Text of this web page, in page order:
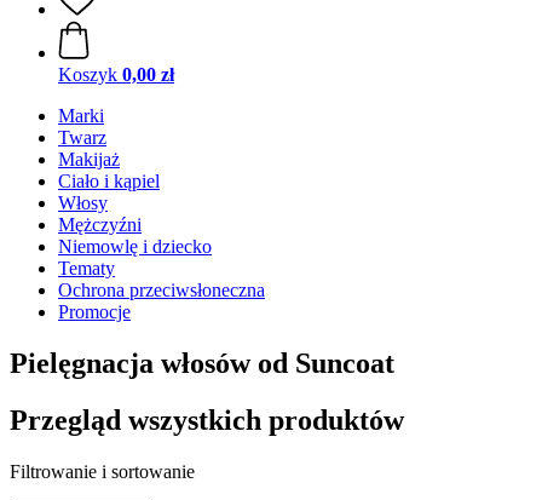
Koszyk 0,00 zł
Marki
Twarz
Makijaż
Ciało i kąpiel
Włosy
Mężczyźni
Niemowlę i dziecko
Tematy
Ochrona przeciwsłoneczna
Promocje
Pielęgnacja włosów od Suncoat
Przegląd wszystkich produktów
Filtrowanie i sortowanie